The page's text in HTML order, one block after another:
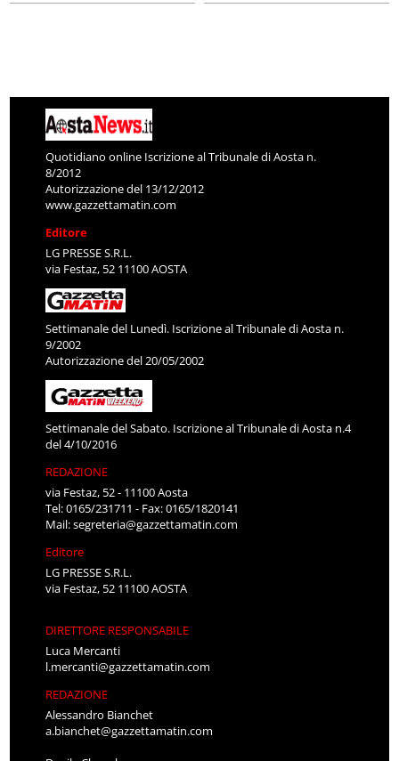
Quotidiano online Iscrizione al Tribunale di Aosta n.
8/2012
Autorizzazione del 13/12/2012
www.gazzettamatin.com
Editore
LG PRESSE S.R.L.
via Festaz, 52 11100 AOSTA
Settimanale del Lunedì. Iscrizione al Tribunale di Aosta n.
9/2002
Autorizzazione del 20/05/2002
Settimanale del Sabato. Iscrizione al Tribunale di Aosta n.4
del 4/10/2016
REDAZIONE
via Festaz, 52 - 11100 Aosta
Tel: 0165/231711 - Fax: 0165/1820141
Mail:segreteria@gazzettamatin.com
Editore
LG PRESSE S.R.L.
via Festaz, 52 11100 AOSTA
DIRETTORE RESPONSABILE
Luca Mercanti
l.mercanti@gazzettamatin.com
REDAZIONE
Alessandro Bianchet
a.bianchet@gazzettamatin.com